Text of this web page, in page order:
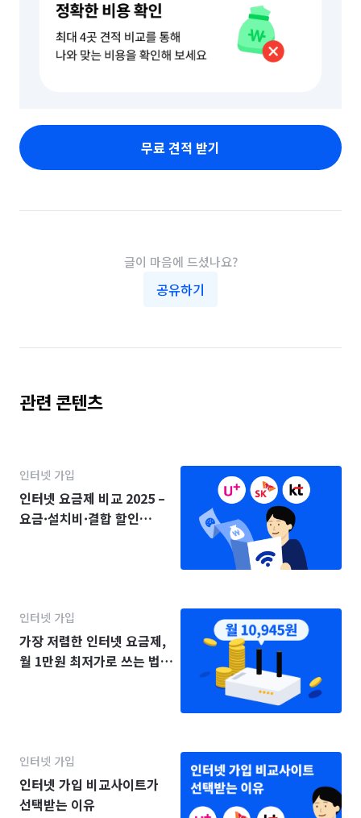
무료 견적 받기
글이 마음에 드셨나요?
공유하기
관련 콘텐츠
인터넷 가입
인터넷 요금제 비교 2025 –
요금·설치비·결합 할인
인터넷 가입
가장 저렴한 인터넷 요금제,
월 1만원 최저가로 쓰는 법
인터넷 가입
인터넷 가입 비교사이트가
선택받는 이유